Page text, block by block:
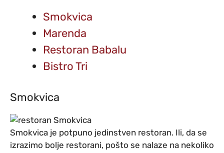
Smokvica
Marenda
Restoran Babalu
Bistro Tri
Smokvica
Smokvica je potpuno jedinstven restoran. Ili, da se
izrazimo bolje restorani, pošto se nalaze na nekoliko